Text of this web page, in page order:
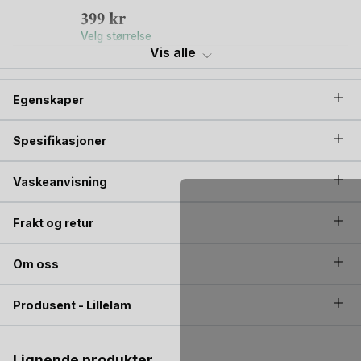
399kr
Velg størrelse
Lillelam
399
Lillelam
Balaclava Ull - 100% Merino | Classic
449kr
Velg størrelse
349kr
Velg størrelse
Vis alle
Egenskaper
Spesifikasjoner
Vaskeanvisning
Frakt og retur
Om oss
Produsent - Lillelam